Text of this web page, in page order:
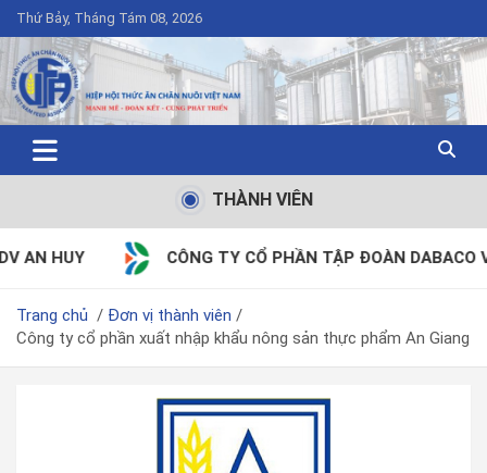
Thứ Bảy, Tháng Tám 08, 2026
THÀNH VIÊN
CÔNG TY CỔ PHẦN TẬP ĐOÀN DABACO VIỆT NAM
Trang chủ
Đơn vị thành viên
Công ty cổ phần xuất nhập khẩu nông sản thực phẩm An Giang